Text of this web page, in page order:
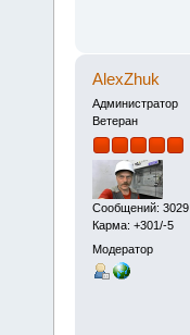
AlexZhuk
Администратор
Ветеран
Сообщений: 3029
Карма: +301/-5
Модератор